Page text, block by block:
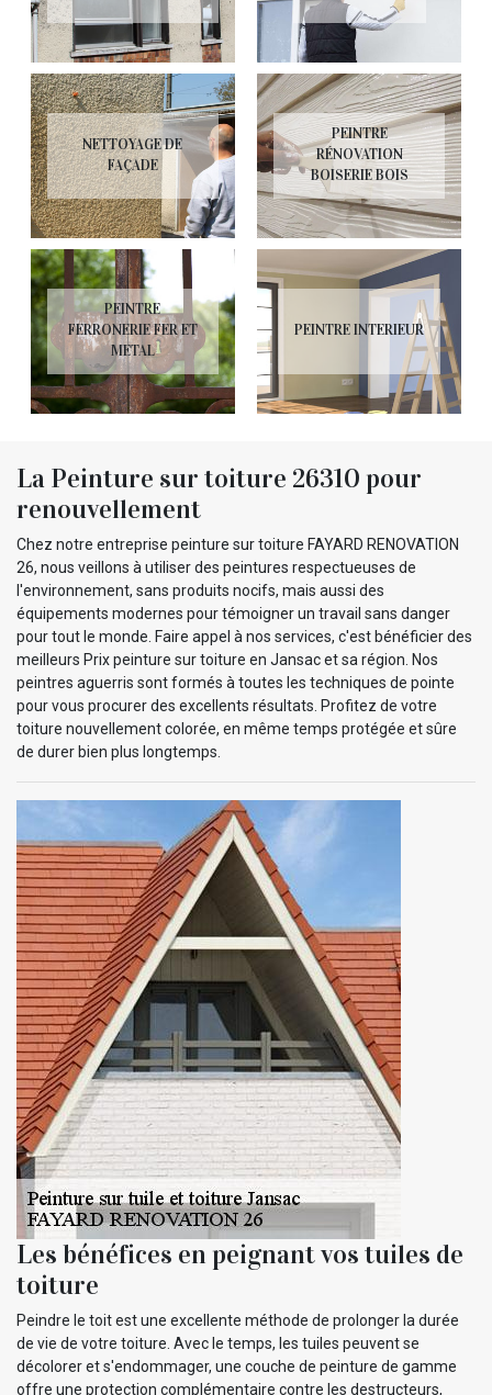
NETTOYAGE DE
FAÇADE
PEINTRE
RÉNOVATION
BOISERIE BOIS
PEINTRE
FERRONERIE FER ET
METAL
PEINTRE INTERIEUR
La Peinture sur toiture 26310 pour
renouvellement
Chez notre entreprise peinture sur toiture FAYARD RENOVATION
26, nous veillons à utiliser des peintures respectueuses de
l'environnement, sans produits nocifs, mais aussi des
équipements modernes pour témoigner un travail sans danger
pour tout le monde. Faire appel à nos services, c'est bénéficier des
meilleurs Prix peinture sur toiture en Jansac et sa région. Nos
peintres aguerris sont formés à toutes les techniques de pointe
pour vous procurer des excellents résultats. Profitez de votre
toiture nouvellement colorée, en même temps protégée et sûre
de durer bien plus longtemps.
Les bénéfices en peignant vos tuiles de
toiture
Peindre le toit est une excellente méthode de prolonger la durée
de vie de votre toiture. Avec le temps, les tuiles peuvent se
décolorer et s'endommager, une couche de peinture de gamme
offre une protection complémentaire contre les destructeurs,